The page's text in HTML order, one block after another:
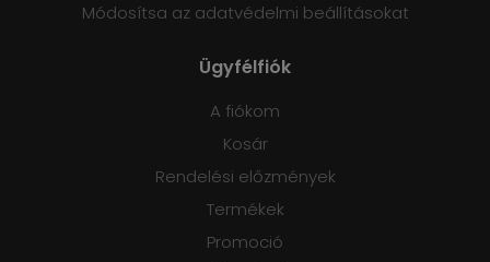
Módosítsa az adatvédelmi beállításokat
Ügyfélfiók
A fiókom
Kosár
Rendelési előzmények
Termékek
Promoció